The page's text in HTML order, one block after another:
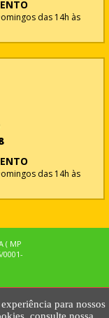
para nossos
das 14h às
das 14h às
( MP
0001-
MKTNOW